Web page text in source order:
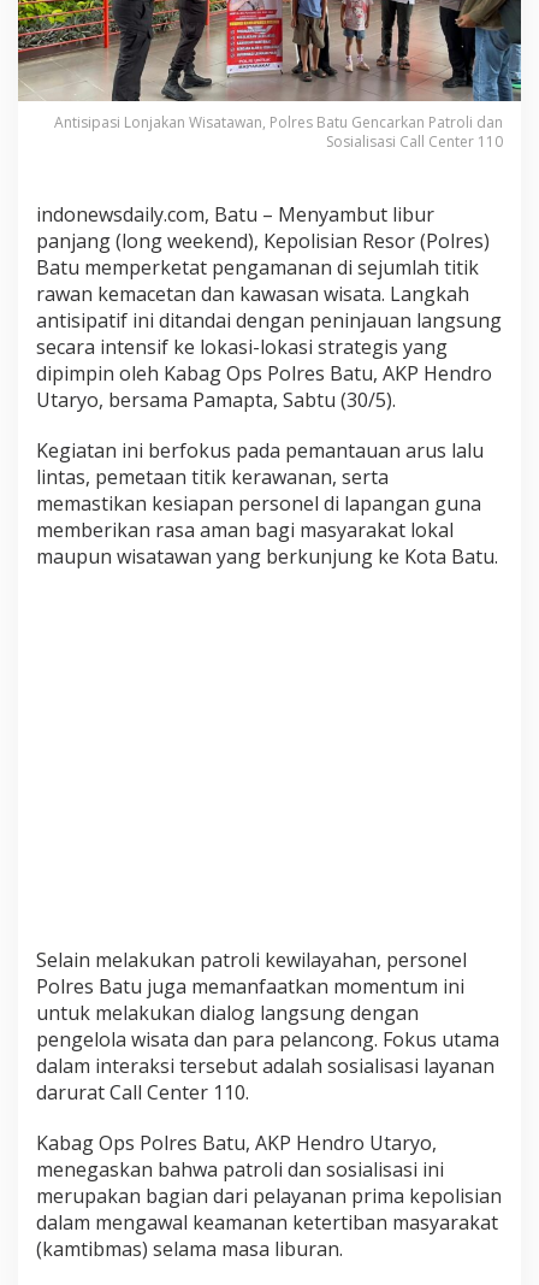
a
n
i
s
a
a
n
,
P
o
r
e
B
a
t
u
G
e
n
S
o
s
i
a
s
a
C
Antisipasi Lonjakan Wisatawan, Polres Batu Gencarkan Patroli dan
Sosialisasi Call Center 110
indonewsdaily.com, Batu – Menyambut libur
panjang (long weekend), Kepolisian Resor (Polres)
Batu memperketat pengamanan di sejumlah titik
rawan kemacetan dan kawasan wisata. Langkah
antisipatif ini ditandai dengan peninjauan langsung
secara intensif ke lokasi-lokasi strategis yang
dipimpin oleh Kabag Ops Polres Batu, AKP Hendro
Utaryo, bersama Pamapta, Sabtu (30/5).
Kegiatan ini berfokus pada pemantauan arus lalu
lintas, pemetaan titik kerawanan, serta
memastikan kesiapan personel di lapangan guna
memberikan rasa aman bagi masyarakat lokal
maupun wisatawan yang berkunjung ke Kota Batu.
Selain melakukan patroli kewilayahan, personel
Polres Batu juga memanfaatkan momentum ini
untuk melakukan dialog langsung dengan
pengelola wisata dan para pelancong. Fokus utama
dalam interaksi tersebut adalah sosialisasi layanan
darurat Call Center 110.
Kabag Ops Polres Batu, AKP Hendro Utaryo,
menegaskan bahwa patroli dan sosialisasi ini
merupakan bagian dari pelayanan prima kepolisian
dalam mengawal keamanan ketertiban masyarakat
(kamtibmas) selama masa liburan.